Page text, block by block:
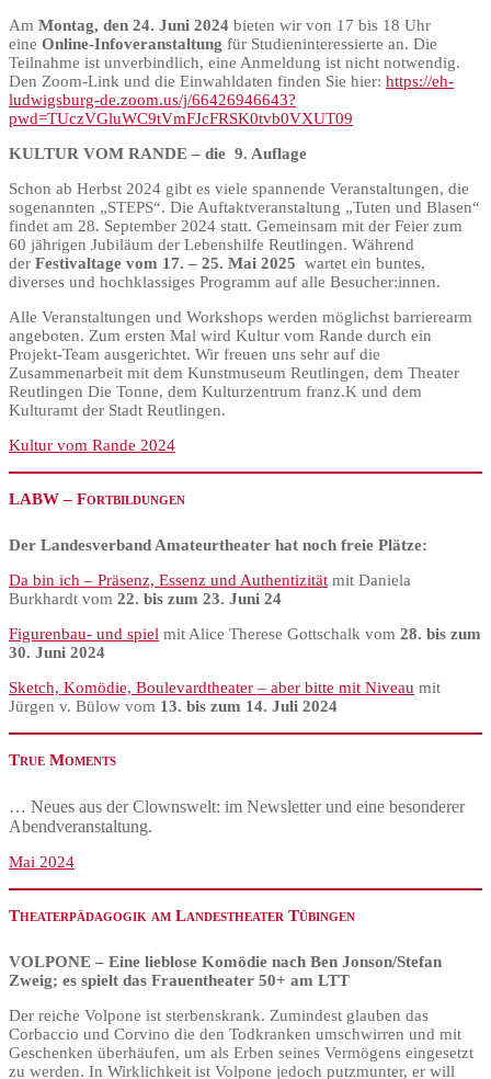
Am Montag, den 24. Juni 2024 bieten wir von 17 bis 18 Uhr
eine Online-Infoveranstaltung für Studieninteressierte an. Die
Teilnahme ist unverbindlich, eine Anmeldung ist nicht notwendig.
Den Zoom-Link und die Einwahldaten finden Sie hier: https://eh-
ludwigsburg-de.zoom.us/j/66426946643?
pwd=TUczVGluWC9tVmFJcFRSK0tvb0VXUT09
KULTUR VOM RANDE – die 9. Auflage
Schon ab Herbst 2024 gibt es viele spannende Veranstaltungen, die
sogenannten „STEPS“. Die Auftaktveranstaltung „Tuten und Blasen“
findet am 28. September 2024 statt. Gemeinsam mit der Feier zum
60 jährigen Jubiläum der Lebenshilfe Reutlingen. Während
der Festivaltage vom 17. – 25. Mai 2025 wartet ein buntes,
diverses und hochklassiges Programm auf alle Besucher:innen.
Alle Veranstaltungen und Workshops werden möglichst barrierearm
angeboten. Zum ersten Mal wird Kultur vom Rande durch ein
Projekt-Team ausgerichtet. Wir freuen uns sehr auf die
Zusammenarbeit mit dem Kunstmuseum Reutlingen, dem Theater
Reutlingen Die Tonne, dem Kulturzentrum franz.K und dem
Kulturamt der Stadt Reutlingen.
Kultur vom Rande 2024
LABW – Fortbildungen
Der Landesverband Amateurtheater hat noch freie Plätze:
Da bin ich – Präsenz, Essenz und Authentizität mit Daniela
Burkhardt vom 22. bis zum 23. Juni 24
Figurenbau- und spiel mit Alice Therese Gottschalk vom 28. bis zum
30. Juni 2024
Sketch, Komödie, Boulevardtheater – aber bitte mit Niveau mit
Jürgen v. Bülow vom 13. bis zum 14. Juli 2024
True Moments
… Neues aus der Clownswelt: im Newsletter und eine besonderer
Abendveranstaltung.
Mai 2024
Theaterpädagogik am Landestheater Tübingen
VOLPONE – Eine lieblose Komödie nach Ben Jonson/Stefan
Zweig; es spielt das Frauentheater 50+ am LTT
Der reiche Volpone ist sterbenskrank. Zumindest glauben das
Corbaccio und Corvino die den Todkranken umschwirren und mit
Geschenken überhäufen, um als Erben seines Vermögens eingesetzt
zu werden. In Wirklichkeit ist Volpone jedoch putzmunter, er will